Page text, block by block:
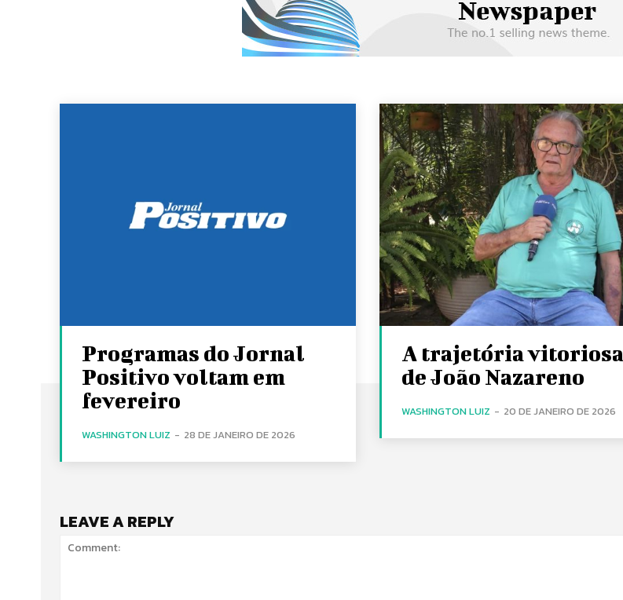
Programas do Jornal
Positivo voltam em
fevereiro
WASHINGTON LUIZ - 28 DE JANEIRO DE 2026
A trajetória vitoriosa
de João Nazareno
WASHINGTON LUIZ - 20 DE JANEIRO DE 2026
LEAVE A REPLY